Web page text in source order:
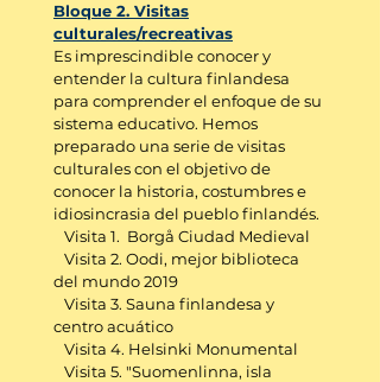
Bloque 2. Visitas
culturales/recreativas
Es imprescindible conocer y
entender la cultura finlandesa
para comprender el enfoque de su
sistema educativo. Hemos
preparado una serie de visitas
culturales con el objetivo de
conocer la historia, costumbres e
idiosincrasia del pueblo finlandés.
Visita 1. Borgå Ciudad Medieval
Visita 2. Oodi, mejor biblioteca
del mundo 2019
Visita 3. Sauna finlandesa y
centro acuático
Visita 4. Helsinki Monumental
Visita 5. "Suomenlinna, isla